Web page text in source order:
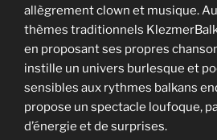
allègrement clown et musique.
thèmes traditionnels
en proposant ses propres
instille un univers burlesque et
sensibles aux rythmes balkans
propose un spectacle loufoque,
d’énergie et de surprises.